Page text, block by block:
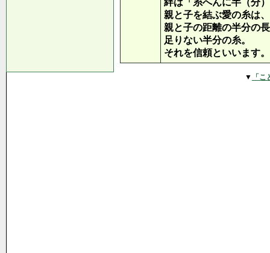
絆は「糸へんに半（分
親と子を結ぶ愛の糸は、
親と子の距離の半分の
足りない半分の糸。
それを信頼といいます。
▼ 「